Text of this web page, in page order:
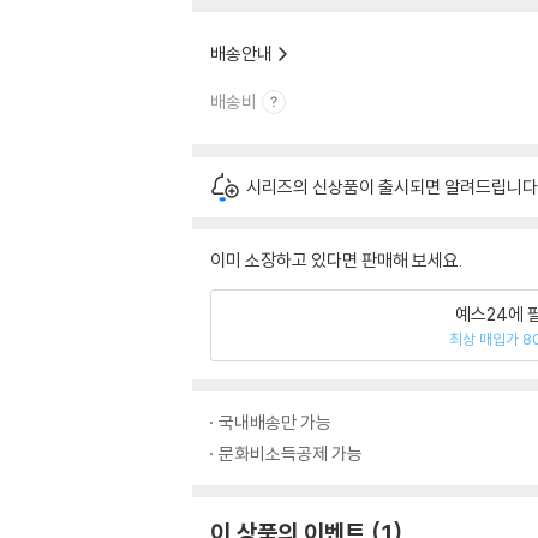
배송안내
배송비
시리즈의 신상품이 출시되면 알려드립니
이미 소장하고 있다면 판매해 보세요.
예스24에
최상 매입가
국내배송만 가능
문화비소득공제 가능